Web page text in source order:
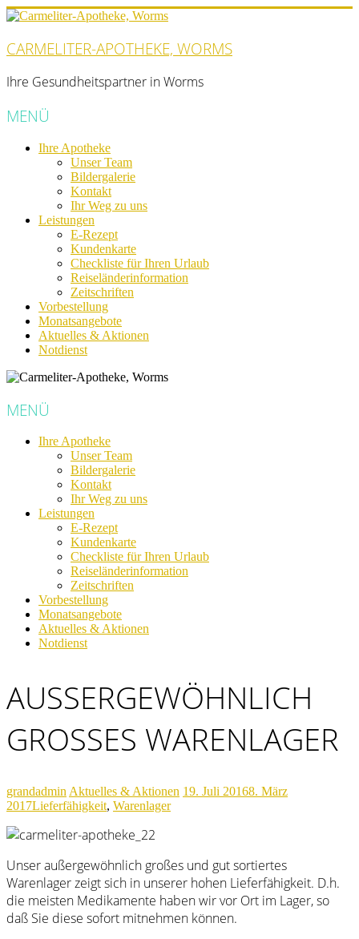
CARMELITER-APOTHEKE, WORMS
Ihre Gesundheitspartner in Worms
MENÜ
Ihre Apotheke
Unser Team
Bildergalerie
Kontakt
Ihr Weg zu uns
Leistungen
E-Rezept
Kundenkarte
Checkliste für Ihren Urlaub
Reiseländerinformation
Zeitschriften
Vorbestellung
Monatsangebote
Aktuelles & Aktionen
Notdienst
MENÜ
Ihre Apotheke
Unser Team
Bildergalerie
Kontakt
Ihr Weg zu uns
Leistungen
E-Rezept
Kundenkarte
Checkliste für Ihren Urlaub
Reiseländerinformation
Zeitschriften
Vorbestellung
Monatsangebote
Aktuelles & Aktionen
Notdienst
AUSSERGEWÖHNLICH G
ROSSES WARENLAGER
grandadmin Aktuelles & Aktionen 19. Juli 20168. März
2017Lieferfähigkeit, Warenlager
Unser außergewöhnlich großes und gut sortiertes
Warenlager zeigt sich in unserer hohen Lieferfähigkeit. D.h.
die meisten Medikamente haben wir vor Ort im Lager, so
daß Sie diese sofort mitnehmen können.